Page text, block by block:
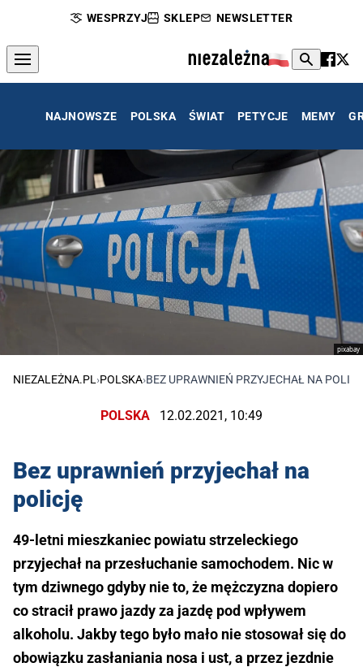
WESPRZYJ SKLEP NEWSLETTER
NAJNOWSZE POLSKA ŚWIAT PETYCJE MEMY
pixabay
NIEZALEŻNA.PL›POLSKA›BEZ UPRAWNIEŃ PRZYJECHAŁ NA
POLSKA 12.02.2021, 10:49
Bez uprawnień przyjechał na
policję
49-letni mieszkaniec powiatu strzeleckiego
przyjechał na przesłuchanie samochodem. Nic w
tym dziwnego gdyby nie to, że mężczyzna dopiero
co stracił prawo jazdy za jazdę pod wpływem
alkoholu. Jakby tego było mało nie stosował się do
obowiązku zasłaniania nosa i ust, a przez jezdnie